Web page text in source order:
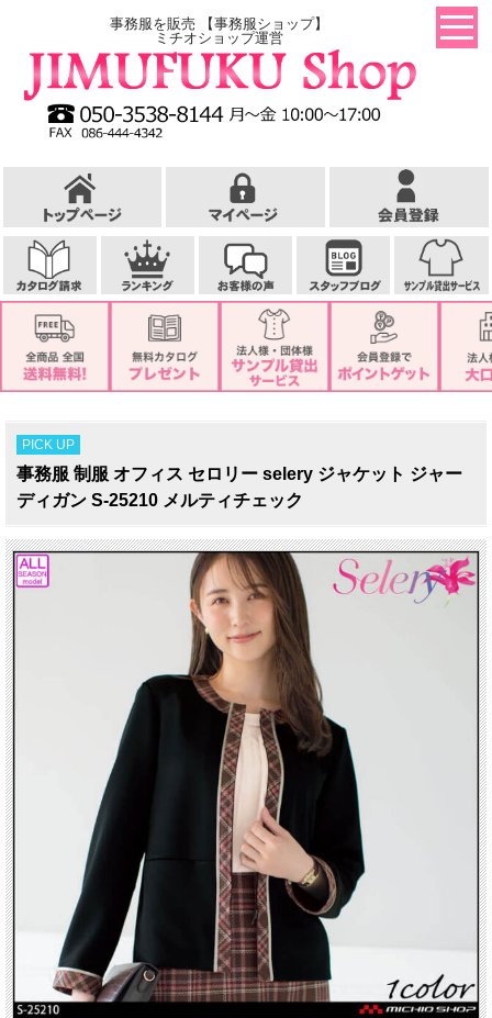
事務服を販売 【事務服ショップ】
ミチオショップ運営
PICK UP
事務服 制服 オフィス セロリー selery ジャケット ジャー
ディガン S-25210 メルティチェック